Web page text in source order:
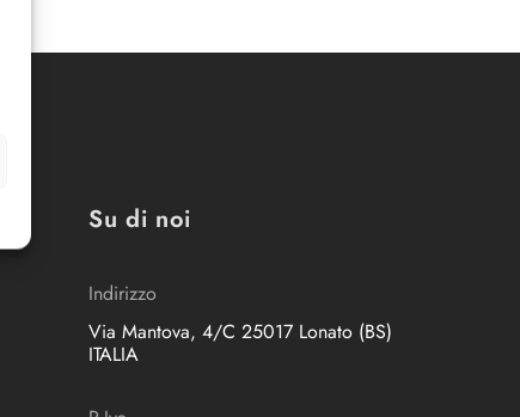
Su di noi
Indirizzo
Via Mantova, 4/C 25017 Lonato (BS)
ITALIA